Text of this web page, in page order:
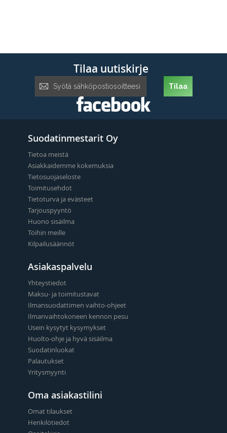
Tilaa uutiskirje
uutiskirje:
Tilaa
Suodatinmestarit Oy
Tietoa meistä
Asiakkaidemme kokemuksia
Tietosuojaseloste
Toimitusehdot
Tietoturva ja evästeet
Tarjouspyyntö
Huono sisäilma
Töihin meille
Kilpailusäännöt
Asiakaspalvelu
Yhteystiedot
Maksu- ja toimitustavat
Ilmansuodattimen vaihto-ohjeet
Ilmanvaihtokoneen kennon pesu
Usein kysytyt kysymykset
Huolto-ohje ja hyvä sisäilma
Suodatinluokat
Palautukset
Yritysmyynti
Oma asiakastilini
Omat tilaukset
Henkilötiedot